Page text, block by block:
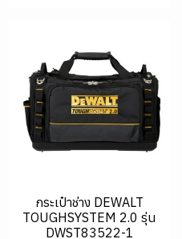
กระเป๋าช่าง DEWALT
TOUGHSYSTEM 2.0 รุ่น
DWST83522-1